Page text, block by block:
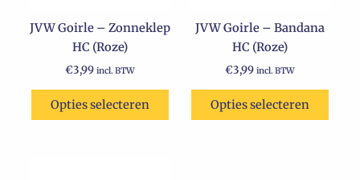
JVW Goirle – Zonneklep
HC (Roze)
€3,99 incl. BTW
Opties selecteren
JVW Goirle – Bandana
HC (Roze)
€3,99 incl. BTW
Opties selecteren